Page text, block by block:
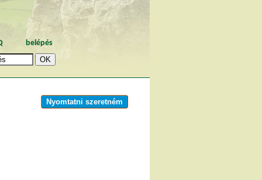
belépés
Nyomtatni szeretném